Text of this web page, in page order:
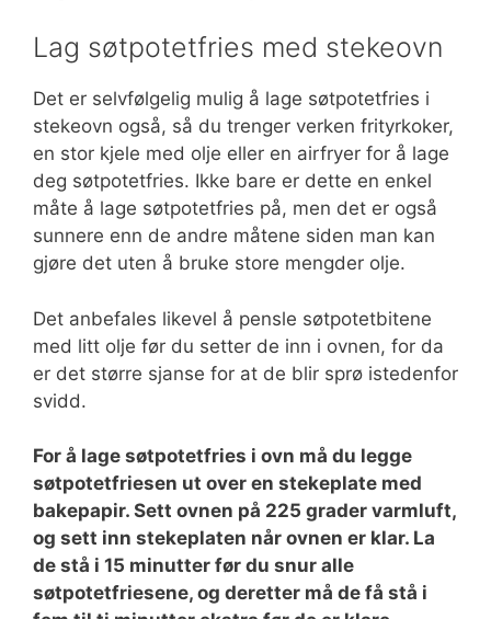
Lag søtpotetfries med stekeovn
Det er selvfølgelig mulig å lage søtpotetfries i
stekeovn også, så du trenger verken frityrkoker,
en stor kjele med olje eller en airfryer for å lage
deg søtpotetfries. Ikke bare er dette en enkel
måte å lage søtpotetfries på, men det er også
sunnere enn de andre måtene siden man kan
gjøre det uten å bruke store mengder olje.
Det anbefales likevel å pensle søtpotetbitene
med litt olje før du setter de inn i ovnen, for da
er det større sjanse for at de blir sprø istedenfor
svidd.
For å lage søtpotetfries i ovn må du legge
søtpotetfriesen ut over en stekeplate med
bakepapir. Sett ovnen på 225 grader varmluft,
og sett inn stekeplaten når ovnen er klar. La
de stå i 15 minutter før du snur alle
søtpotetfriesene, og deretter må de få stå i